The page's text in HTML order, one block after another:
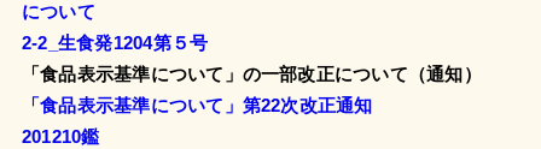
について
2-2_生食発1204第５号
「食品表示基準について」の一部改正について（通知）
「食品表示基準について」第22次改正通知
201210鑑